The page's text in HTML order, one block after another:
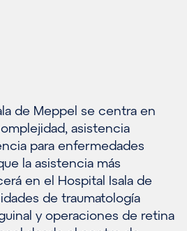
de Meppel se centra en
asistencia
para enfermedades
la asistencia más
en el Hospital Isala de
de traumatología
y operaciones de retina